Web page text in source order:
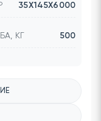
35Х145Х6000
КГ 500